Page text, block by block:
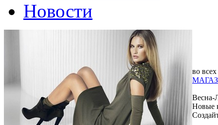
Новости
во всех
Весна-
Новые